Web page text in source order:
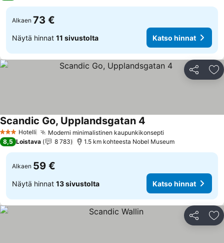
Alkaen 73 €
Näytä hinnat 11 sivustolta Katso hinnat
Jaa
3 Tähtiluokitus
Hotelli Moderni minimalistinen kaupunkikonsepti
Scandic Go, Upplandsgatan 4
8,5 Loistava 8 783 1.5 km kohteesta Nobel Museum
Alkaen 59 €
Näytä hinnat 13 sivustolta Katso hinnat
Jaa